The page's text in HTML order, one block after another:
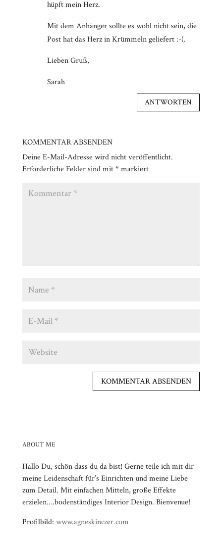
hüpft mein Herz.
Mit dem Anhänger sollte es wohl nicht sein, die
Post hat das Herz in Krümmeln geliefert :-(.
Lieben Gruß,
Sarah
ANTWORTEN
KOMMENTAR ABSENDEN
Deine E-Mail-Adresse wird nicht veröffentlicht.
Erforderliche Felder sind mit*markiert
ABOUT ME
Hallo Du, schön dass du da bist! Gerne teile ich mit dir
meine Leidenschaft für’s Einrichten und meine Liebe
zum Detail. Mit einfachen Mitteln, große Effekte
erzielen….bodenständiges Interior Design. Bienvenue!
Profilbild: www.agneskinczer.com